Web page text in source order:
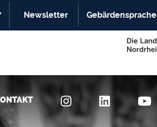
Newsletter Gebärdensprache